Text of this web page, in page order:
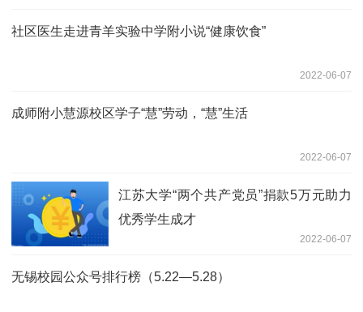
社区医生走进青羊实验中学附小说“健康饮食”
2022-06-07
成师附小慧源校区学子“慧”劳动，“慧”生活
2022-06-07
江苏大学“两个共产党员”捐款5万元助力
优秀学生成才
2022-06-07
无锡校园公众号排行榜（5.22—5.28）